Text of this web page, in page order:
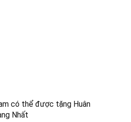
có thể được tặng Huân
Nhất